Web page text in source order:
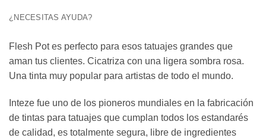
¿NECESITAS AYUDA?
Flesh Pot es perfecto para esos tatuajes grandes que
aman tus clientes. Cicatriza con una ligera sombra rosa.
Una tinta muy popular para artistas de todo el mundo.
Inteze fue uno de los pioneros mundiales en la fabricación
de tintas para tatuajes que cumplan todos los estandarés
de calidad, es totalmente segura, libre de ingredientes